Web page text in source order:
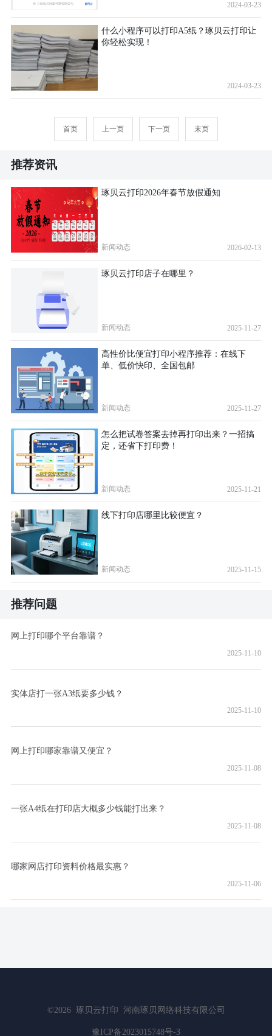
2024-03-23
什么小程序可以打印A5纸？琢贝云打印让
你轻松实现！
2024-03-23
首页 上一页 下一页 末页
推荐资讯
琢贝云打印2026年春节放假通知
新闻动态 2026-02-13
琢贝云打印店子在哪里？
新闻动态 2025-11-27
高性价比便宜打印小程序推荐：在线下
单、低价快印、全国包邮
新闻动态 2025-11-27
怎么把试卷答案去掉再打印出来？一招搞
定，还省下打印费！
新闻动态 2025-11-21
线下打印店哪里比较便宜？
新闻动态 2025-11-15
推荐问题
网上打印哪个平台靠谱？
2025-11-10
实体店打一张A3纸要多少钱？
2025-11-10
网上打印哪家靠谱又便宜？
2025-11-08
一张A4纸在打印店大概多少钱能打出来？
2025-11-08
哪家网店打印资料价格最实惠？
2025-11-06
©2026 琢贝云打印 河南琢贝网络科技有限公司
豫ICP备2023015748号-3